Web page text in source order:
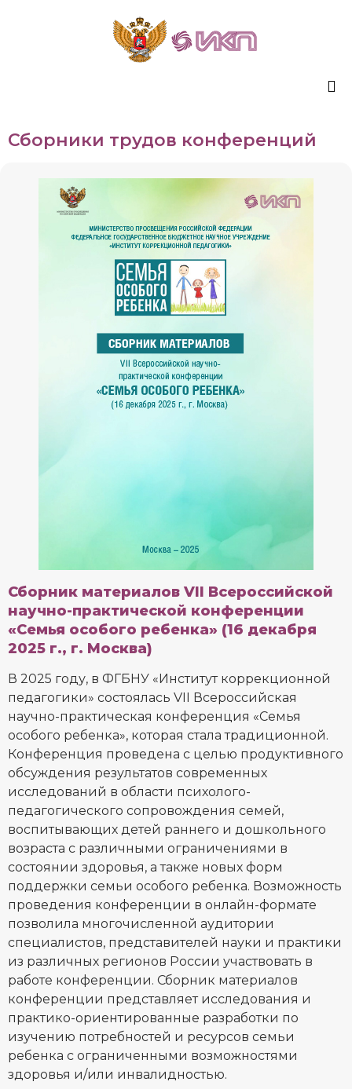
Сборники трудов конференций
Сборник материалов VII Всероссийской
научно-практической конференции
«Семья особого ребенка» (16 декабря
2025 г., г. Москва)
В 2025 году, в ФГБНУ «Институт коррекционной
педагогики» состоялась VII Всероссийская
научно-практическая конференция «Семья
особого ребенка», которая стала традиционной.
Конференция проведена с целью продуктивного
обсуждения результатов современных
исследований в области психолого-
педагогического сопровождения семей,
воспитывающих детей раннего и дошкольного
возраста с различными ограничениями в
состоянии здоровья, а также новых форм
поддержки семьи особого ребенка. Возможность
проведения конференции в онлайн-формате
позволила многочисленной аудитории
специалистов, представителей науки и практики
из различных регионов России участвовать в
работе конференции. Сборник материалов
конференции представляет исследования и
практико-ориентированные разработки по
изучению потребностей и ресурсов семьи
ребенка с ограниченными возможностями
здоровья и/или инвалидностью.